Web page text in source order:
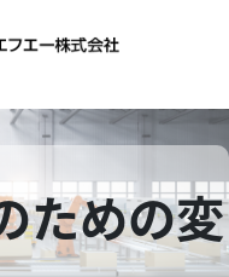
ための変